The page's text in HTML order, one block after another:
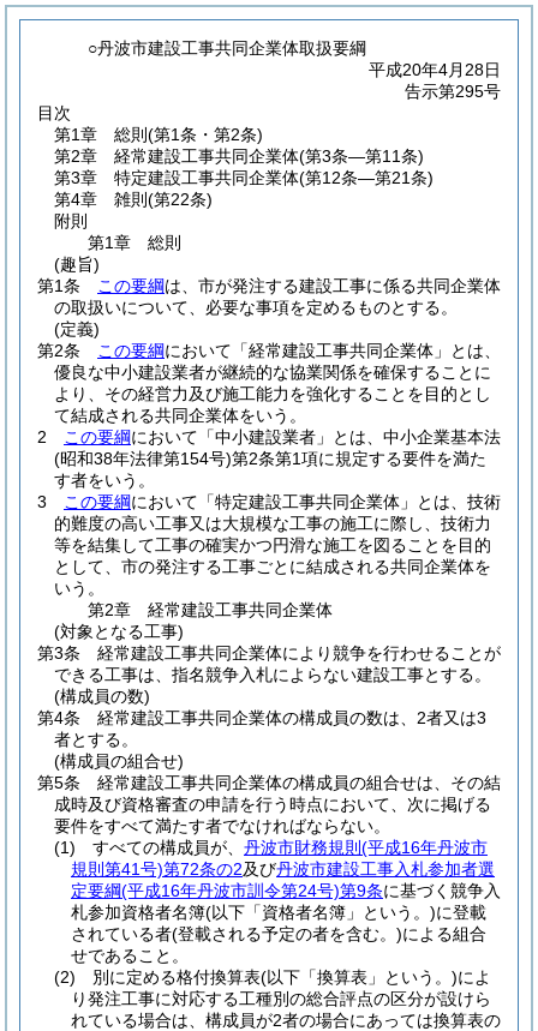
○丹波市建設工事共同企業体取扱要綱
平成20年4月28日
告示第295号
目次
第1章
総則 (第1条・第2条)
第2章
経常建設工事共同企業体(第3条―第11条)
第3章
特定建設工事共同企業体(第12条―第21条)
第4章
雑則 (第22条)
附則
第1章
総則
(趣旨)
第1条
この要綱は、市が発注する建設工事に係る共同企業体
の取扱いについて、必要な事項を定めるものとする。
(定義)
第2条
この要綱において「経常建設工事共同企業体」とは、
優良な中小建設業者が継続的な協業関係を確保することに
より、その経営力及び施工能力を強化することを目的とし
て結成される共同企業体をいう。
2
この要綱において「中小建設業者」とは、中小企業基本法
(昭和38年法律第154号)第2条第1項に規定する要件を満た
す者をいう。
3
この要綱において「特定建設工事共同企業体」とは、技術
的難度の高い工事又は大規模な工事の施工に際し、技術力
等を結集して工事の確実かつ円滑な施工を図ることを目的
として、市の発注する工事ごとに結成される共同企業体を
いう。
第2章
経常建設工事共同企業体
(対象となる工事)
第3条
経常建設工事共同企業体により競争を行わせることが
できる工事は、指名競争入札によらない建設工事とする。
(構成員の数)
第4条
経常建設工事共同企業体の構成員の数は、2者又は3
者とする。
(構成員の組合せ)
第5条
経常建設工事共同企業体の構成員の組合せは、その結
成時及び資格審査の申請を行う時点において、次に掲げる
要件をすべて満たす者でなければならない。
(1)
すべての構成員が、 丹波市財務規則 (平成16年丹波市
規則第41号)第72条の2及び丹波市建設工事入札参加者選
定要綱(平成16年丹波市訓令第24号)第9条に基づく競争入
札参加資格者名簿(以下「資格者名簿」という。)に登載
されている者(登載される予定の者を含む。)による組合
せであること。
(2)
別に定める格付換算表(以下「換算表」という。)によ
り発注工事に対応する工種別の総合評点の区分が設けら
れている場合は、構成員が2者の場合にあっては換算表の